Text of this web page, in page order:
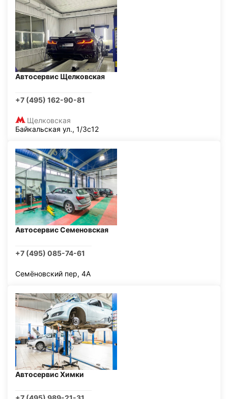
Автосервис Щелковская
+7 (495) 162-90-81
Щелковская
Байкальская ул., 1/3с12
Автосервис Семеновская
+7 (495) 085-74-61
Семёновский пер, 4А
Автосервис Химки